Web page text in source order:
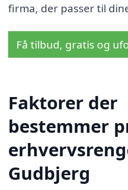
firma, der passer til
Få tilbud, gratis og
Faktorer der
bestemmer
Gudbjerg